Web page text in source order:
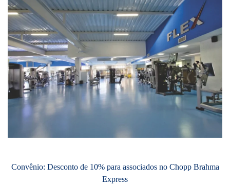
Convênio: Desconto de 10% para associados no Chopp Brahma
Express